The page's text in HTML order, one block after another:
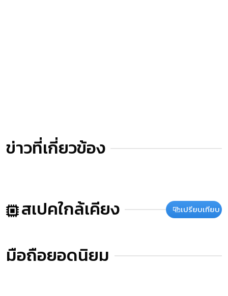
ข่าวที่เกี่ยวข้อง
สเปคใกล้เคียง เปรียบเทียบ
มือถือยอดนิยม